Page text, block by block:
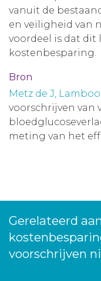
vanuit de
en veiligheid van
voordeel is dat
kostenbesparing.
Bron
Metz de J,
voorschrijven van
meting van het
Gerelateerd
voorschrijven